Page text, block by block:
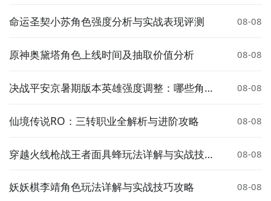
命运圣契小苏角色强度分析与实战表现评测 08-08
原神奥黛塔角色上线时间及抽取价值分析 08-08
决战平安京暑期版本英雄强度调整：哪些角色
08-08
仙境传说RO：三转职业全解析与进阶攻略 08-08
穿越火线枪战王者面具蜂玩法详解与实战技巧
08-08
妖妖棋李靖角色玩法详解与实战技巧攻略 08-08